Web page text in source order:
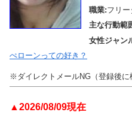
職業:フリー
主な行動範
女性ジャン
ぺローンっての好き？
※ダイレクトメールNG（登録後に
▲2026/08/09現在